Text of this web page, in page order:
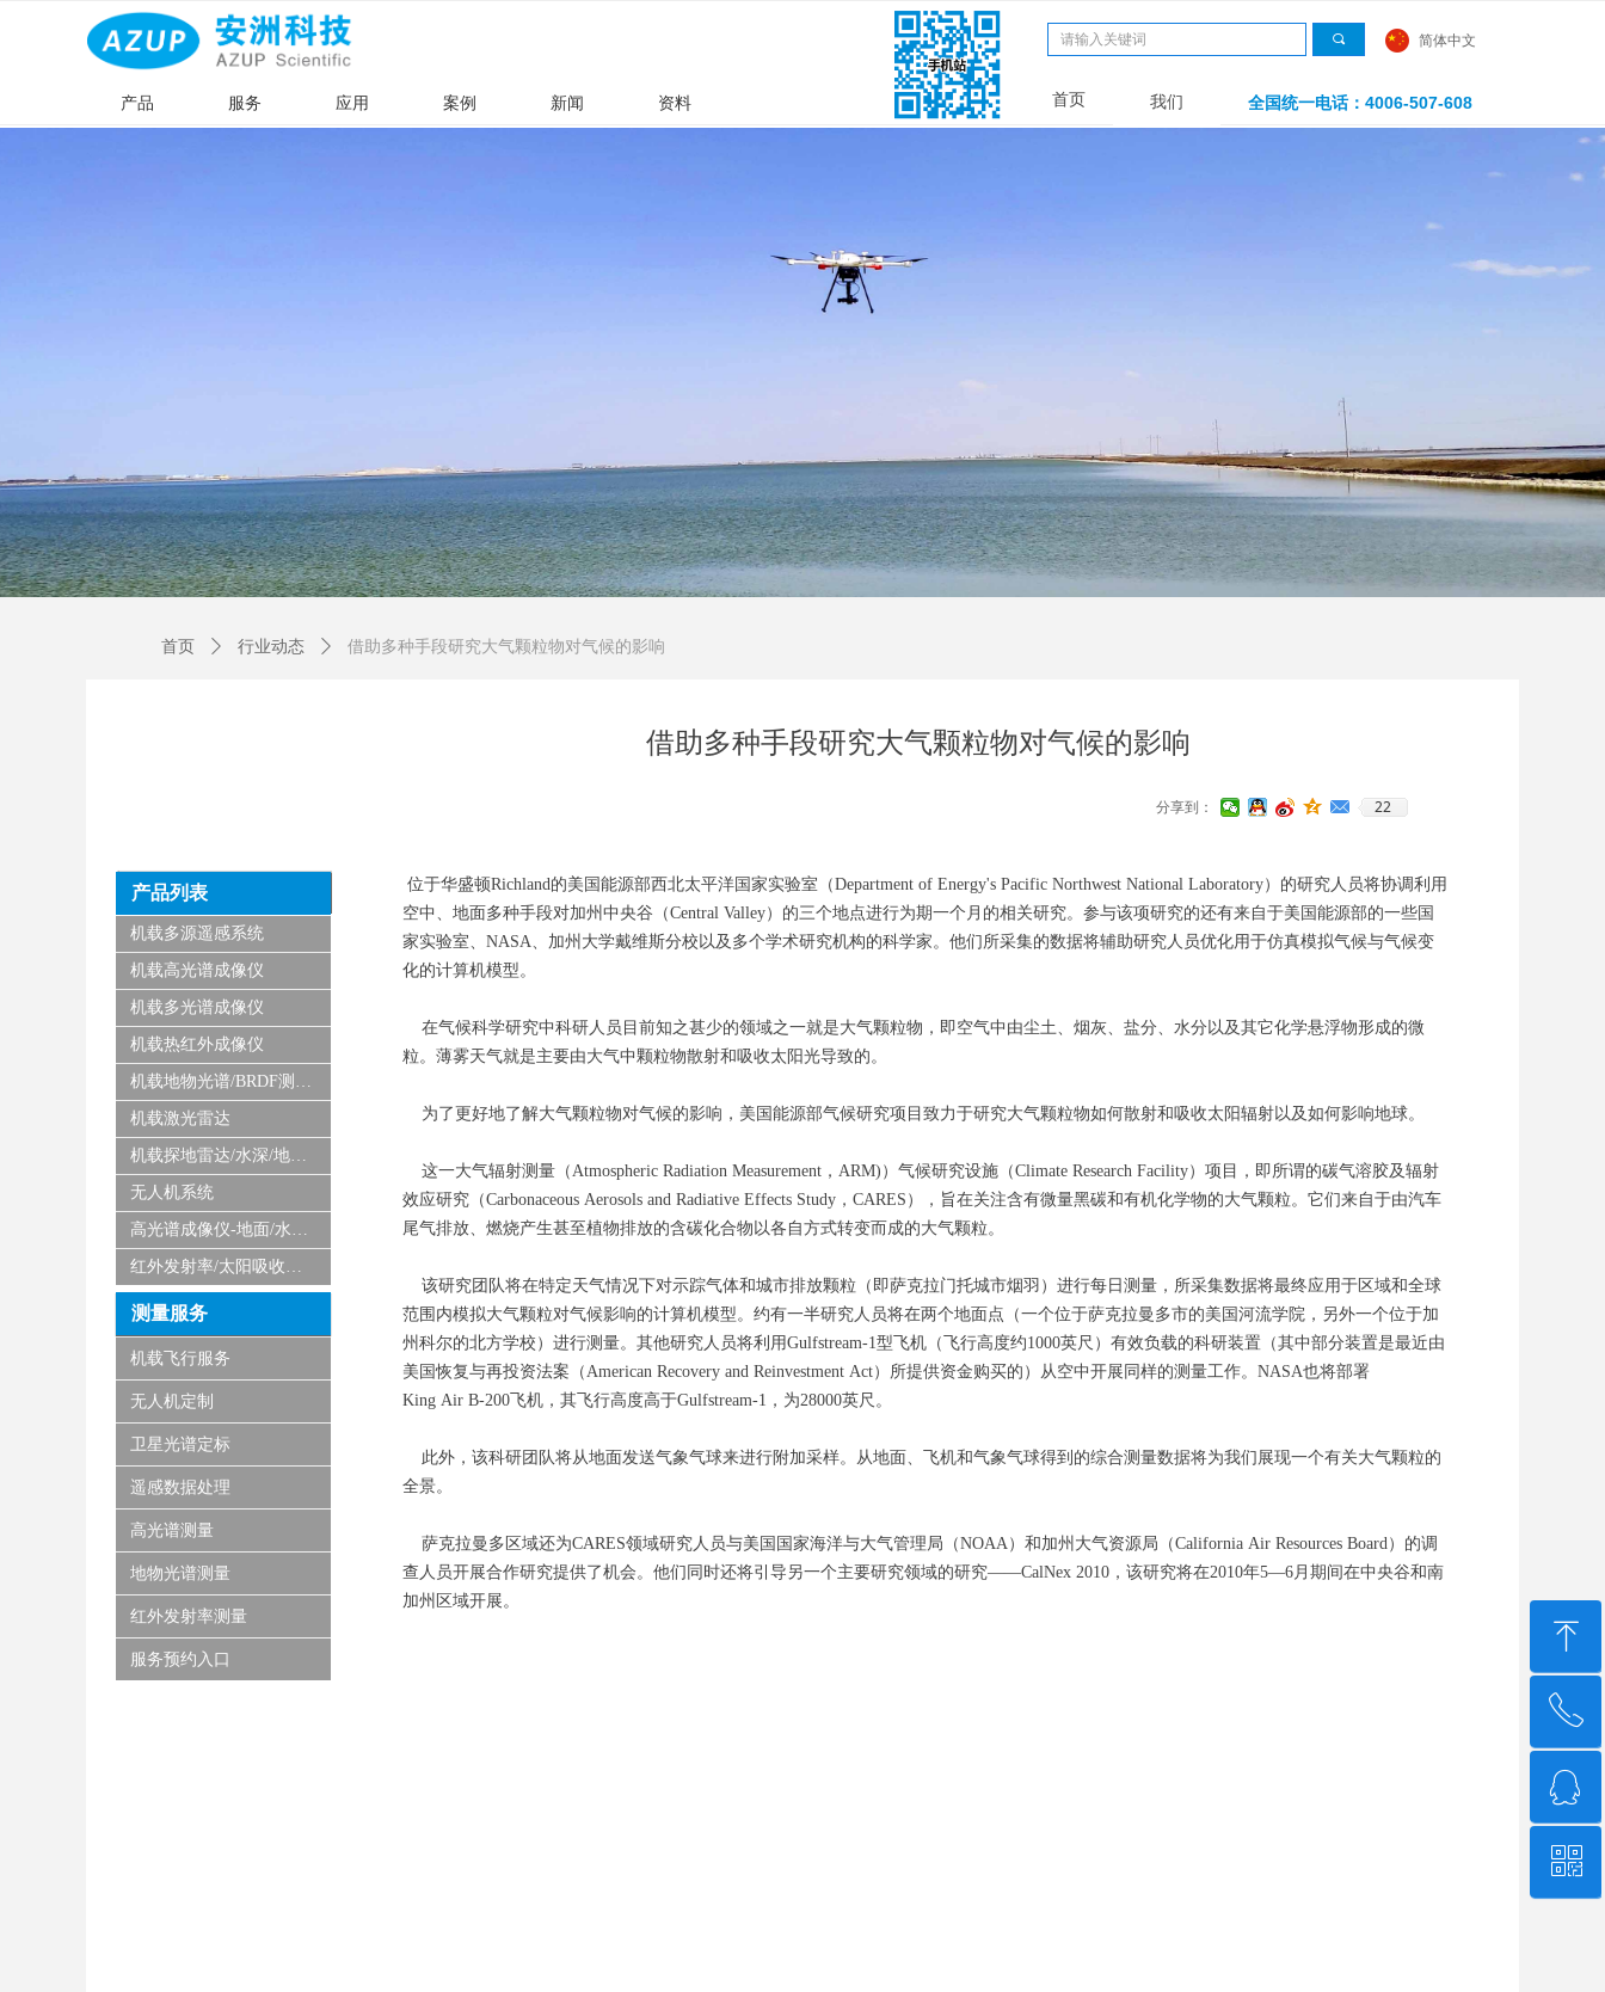
产品 服务 应用 案例 新闻 资料
끠
文章
全国统一电话：4006-507-608
首页 我们
简体中文
借助多种手段研究大气颗粒物对气候的影响
位于华盛顿Richland的美国能源部西北太平洋国家实验室（Department of Energy's Pacific Northwest National Laboratory）的研究人员将协调利用
空中、地面多种手段对加州中央谷（Central Valley）的三个地点进行为期一个月的相关研究。参与该项研究的还有来自于美国能源部的一些国
家实验室、NASA、加州大学戴维斯分校以及多个学术研究机构的科学家。他们所采集的数据将辅助研究人员优化用于仿真模拟气候与气候变
化的计算机模型。
在气候科学研究中科研人员目前知之甚少的领域之一就是大气颗粒物，即空气中由尘土、烟灰、盐分、水分以及其它化学悬浮物形成的微
粒。薄雾天气就是主要由大气中颗粒物散射和吸收太阳光导致的。
为了更好地了解大气颗粒物对气候的影响，美国能源部气候研究项目致力于研究大气颗粒物如何散射和吸收太阳辐射以及如何影响地球。
这一大气辐射测量（Atmospheric Radiation Measurement，ARM)）气候研究设施（Climate Research Facility）项目，即所谓的碳气溶胶及辐射
效应研究（Carbonaceous Aerosols and Radiative Effects Study，CARES），旨在关注含有微量黑碳和有机化学物的大气颗粒。它们来自于由汽车
尾气排放、燃烧产生甚至植物排放的含碳化合物以各自方式转变而成的大气颗粒。
该研究团队将在特定天气情况下对示踪气体和城市排放颗粒（即萨克拉门托城市烟羽）进行每日测量，所采集数据将最终应用于区域和全球
范围内模拟大气颗粒对气候影响的计算机模型。约有一半研究人员将在两个地面点（一个位于萨克拉曼多市的美国河流学院，另外一个位于加
州科尔的北方学校）进行测量。其他研究人员将利用Gulfstream-1型飞机（飞行高度约1000英尺）有效负载的科研装置（其中部分装置是最近由
美国恢复与再投资法案（American Recovery and Reinvestment Act）所提供资金购买的）从空中开展同样的测量工作。NASA也将部署
King Air B-200飞机，其飞行高度高于Gulfstream-1，为28000英尺。
此外，该科研团队将从地面发送气象气球来进行附加采样。从地面、飞机和气象气球得到的综合测量数据将为我们展现一个有关大气颗粒的
全景。
萨克拉曼多区域还为CARES领域研究人员与美国国家海洋与大气管理局（NOAA）和加州大气资源局（California Air Resources Board）的调
查人员开展合作研究提供了机会。他们同时还将引导另一个主要研究领域的研究——CalNex 2010，该研究将在2010年5—6月期间在中央谷和南
加州区域开展。
分享到： 22
机载多源遥感系统
机载高光谱成像仪
机载多光谱成像仪
机载热红外成像仪
机载地物光谱/BRDF测量系统
机载激光雷达
机载探地雷达/水深/地磁/微波/SAR
无人机系统
高光谱成像仪-地面/水下/实验室显微
红外发射率/太阳吸收比测量仪
产品列表
机载飞行服务
无人机定制
卫星光谱定标
遥感数据处理
高光谱测量
地物光谱测量
红外发射率测量
服务预约入口
测量服务
首页 ꄲ 行业动态 ꄲ 借助多种手段研究大气颗粒物对气候的影响
ꁸ
回到顶部
ꂅ
ꁗ
QQ客服
ꀥ